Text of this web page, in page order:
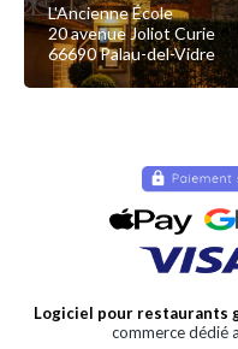
L'Ancienne École
20 avenue Joliot Curie
66690 Palau-del-Vidre
Logiciel pour restaurants
commerce dédié